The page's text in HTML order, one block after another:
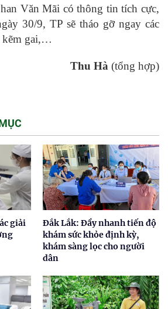
Văn Mãi có thông tin tích cực,
30/9, TP sẽ tháo gỡ ngay các
kẽm gai,…
Thu Hà (tổng hợp)
giải
Đắk Lắk: Đẩy nhanh tiến độ
khám sức khỏe định kỳ,
khám sàng lọc cho người
dân